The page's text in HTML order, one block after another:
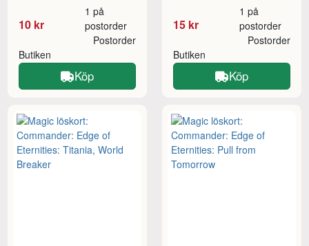
10 kr
1 på
postorder
Butiken
Postorder
Köp
15 kr
1 på
postorder
Butiken
Postorder
Köp